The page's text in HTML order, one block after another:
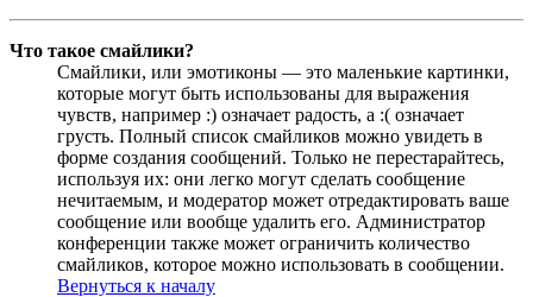
Что такое смайлики?
Смайлики, или эмотиконы — это маленькие картинки,
которые могут быть использованы для выражения
чувств, например :) означает радость, а :( означает
грусть. Полный список смайликов можно увидеть в
форме создания сообщений. Только не перестарайтесь,
используя их: они легко могут сделать сообщение
нечитаемым, и модератор может отредактировать ваше
сообщение или вообще удалить его. Администратор
конференции также может ограничить количество
смайликов, которое можно использовать в сообщении.
Вернуться к началу